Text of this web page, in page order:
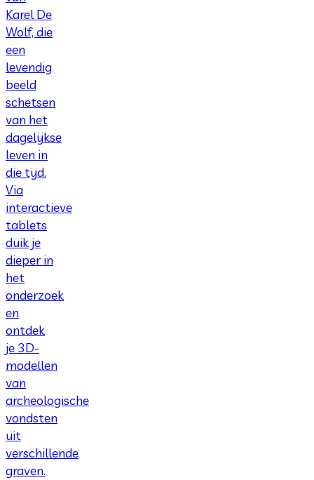
Karel De
Wolf, die
een
levendig
beeld
schetsen
van het
dagelijkse
leven in
die tijd.
Via
interactieve
tablets
duik je
dieper in
het
onderzoek
en
ontdek
je 3D-
modellen
van
archeologische
vondsten
uit
verschillende
graven.